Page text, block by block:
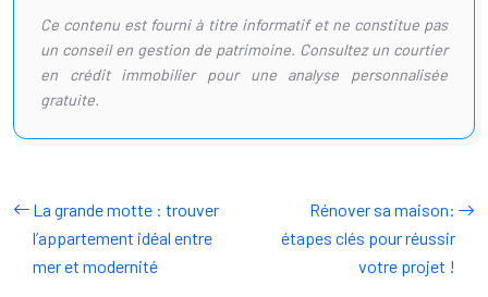
Ce contenu est fourni à titre informatif et ne constitue pas
un conseil en gestion de patrimoine. Consultez un courtier
en crédit immobilier pour une analyse personnalisée
gratuite.
La grande motte : trouver
l’appartement idéal entre
mer et modernité
Rénover sa maison:
étapes clés pour réussir
votre projet !